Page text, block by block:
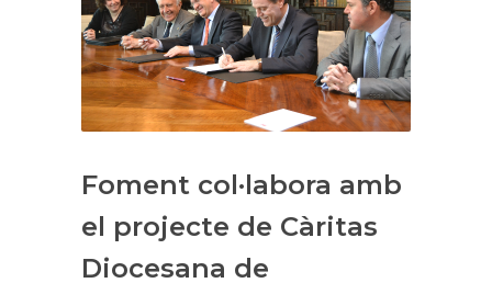
Foment col·labora amb
el projecte de Càritas
Diocesana de